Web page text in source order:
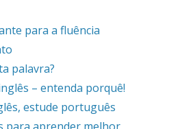
para a fluência
palavra?
– entenda porquê!
estude português